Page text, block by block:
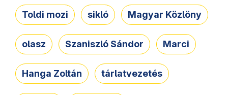
Toldi mozi sikló Magyar Közlöny
olasz Szaniszló Sándor Marci
Hanga Zoltán tárlatvezetés